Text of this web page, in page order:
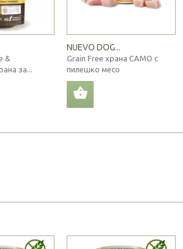
&
за...
NUEVO DOG...
Grain Free храна САМО с
пилешко месо